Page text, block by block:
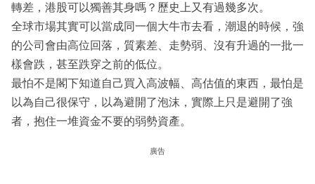
轉差，港股可以獨善其身嗎？歷史上又有過幾多次。
全球市場其實可以當成同一個大牛市去看，潮退的時候，強
的公司會由高位回落，質素差、走勢弱、沒有升過的一批一
樣會跌，甚至跌穿之前的低位。
最怕不是閣下知道自己買入高波幅、高估值的東西，最怕是
以為自己很保守，以為避開了泡沫，實際上只是避開了強
者，抱住一堆資金不要的弱勢資產。
廣告